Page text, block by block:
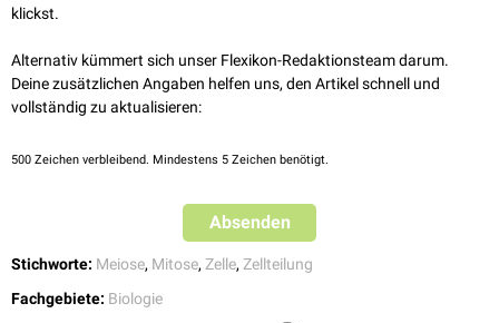
Diplotän
klickst.
Alternativ kümmert sich unser Flexikon-Redaktionsteam darum.
Deine zusätzlichen Angaben helfen uns, den Artikel schnell und
vollständig zu aktualisieren:
500 Zeichen verbleibend. Mindestens 5 Zeichen benötigt.
Absenden
Stichworte: Meiose, Mitose, Zelle, Zellteilung
Fachgebiete: Biologie